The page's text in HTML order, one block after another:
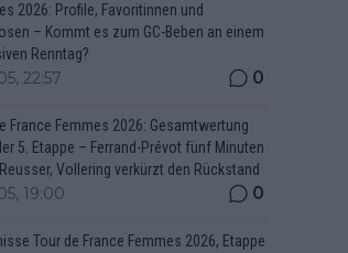
2026: Profile, Favoritinnen und
– Kommt es zum GC-Beben an einem
Renntag?
22:57 0
France Femmes 2026: Gesamtwertung
5. Etappe – Ferrand-Prévot fünf Minuten
Vollering verkürzt den Rückstand
19:00 0
Tour de France Femmes 2026, Etappe